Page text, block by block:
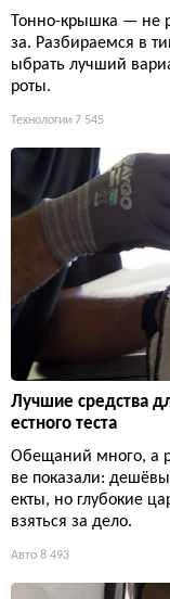
Тонно-крышка — не
за. Разбираемся в
ыбрать лучший
роты.
Технологии 7 545
Лучшие средства
естного теста
Обещаний много, а
ве показали:
екты, но глубокие
взяться за дело.
Авто 8 493